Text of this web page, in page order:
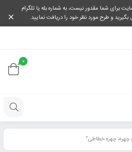
برای شما مقدور نیست، به شماره بله یا تلگرام
0
چهره خطاطی”